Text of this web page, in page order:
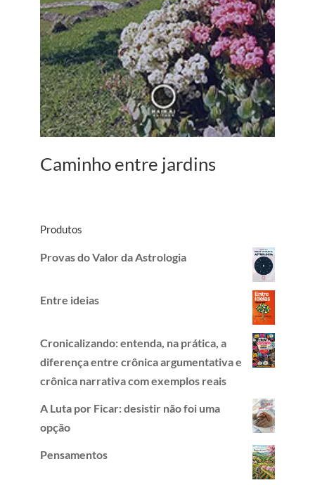
Caminho entre jardins
Produtos
Provas do Valor da Astrologia
Entre ideias
Cronicalizando: entenda, na prática, a
diferença entre crônica argumentativa e
crônica narrativa com exemplos reais
A Luta por Ficar: desistir não foi uma
opção
Pensamentos